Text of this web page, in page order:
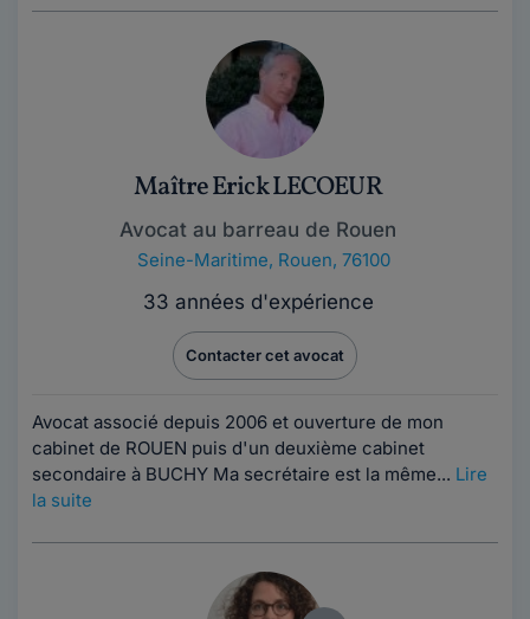
Maître Erick LECOEUR
Avocat au barreau de Rouen
Seine-Maritime, Rouen, 76100
33 années d'expérience
Contacter cet avocat
Avocat associé depuis 2006 et ouverture de mon
cabinet de ROUEN puis d'un deuxième cabinet
secondaire à BUCHY Ma secrétaire est la même... Lire
la suite